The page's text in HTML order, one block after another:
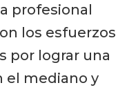
profesional
los esfuerzos
por lograr una
el mediano y